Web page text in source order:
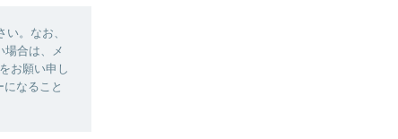
。なお、
合は、メ
お願い申し
なること